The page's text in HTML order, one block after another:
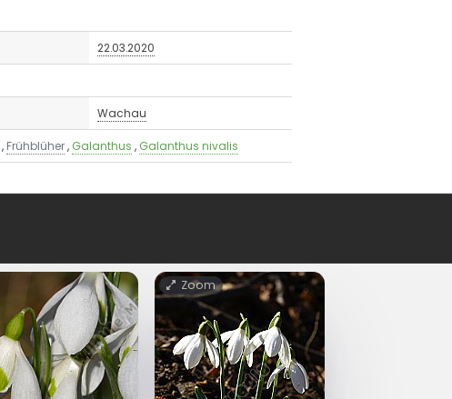
22.03.2020
Wachau
, Frühblüher, Galanthus , Galanthus nivalis
Zoom